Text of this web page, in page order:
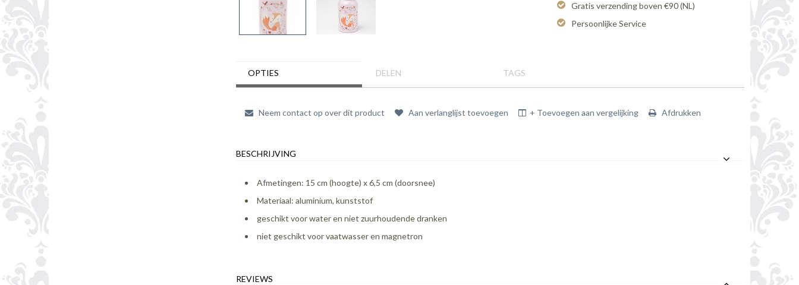
Gratis verzending boven €90 (NL)
Persoonlijke Service
OPTIES DELEN TAGS
Neem contact op over dit product Aan verlanglijst toevoegen + Toevoegen aan vergelijking Afdrukken
BESCHRIJVING
Afmetingen: 15 cm (hoogte) x 6,5 cm (doorsnee)
Materiaal: aluminium, kunststof
geschikt voor water en niet zuurhoudende dranken
niet geschikt voor vaatwasser en magnetron
REVIEWS